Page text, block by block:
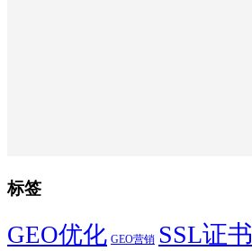
标签
GEO优化 GEO营销 SSL证书